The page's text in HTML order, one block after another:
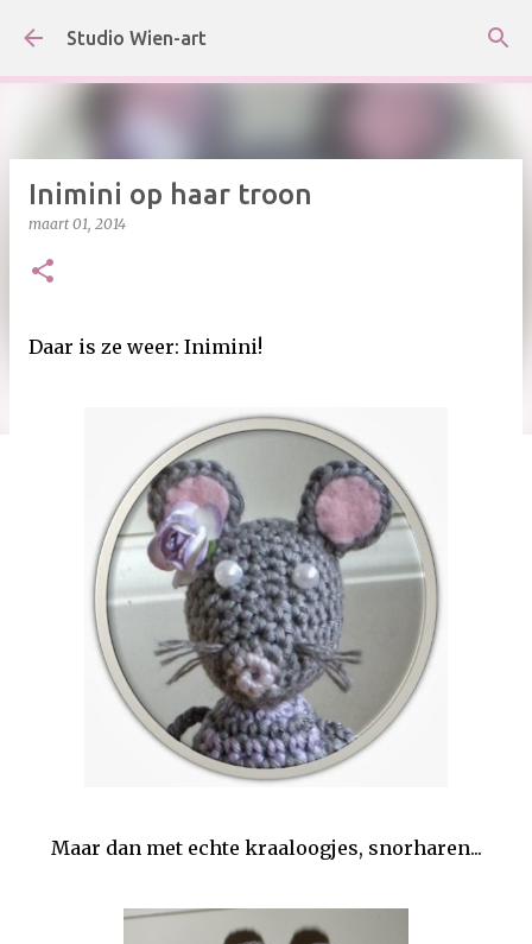
Doorgaan naar hoofdcontent
Studio Wien-art
Inimini op haar troon
maart 01, 2014
Daar is ze weer: Inimini!
Maar dan met echte kraaloogjes, snorharen...